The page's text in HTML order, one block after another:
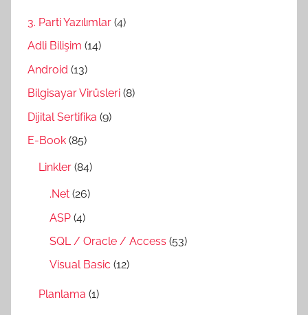
3. Parti Yazılımlar (4)
Adli Bilişim (14)
Android (13)
Bilgisayar Virüsleri (8)
Dijital Sertifika (9)
E-Book (85)
Linkler (84)
.Net (26)
ASP (4)
SQL / Oracle / Access (53)
Visual Basic (12)
Planlama (1)